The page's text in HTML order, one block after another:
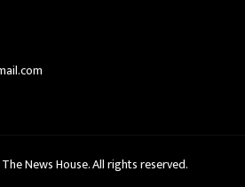
News House. All rights reserved.